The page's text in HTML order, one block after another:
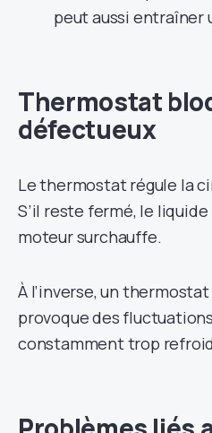
peut aussi entraîner
Thermostat
défectueux
Le thermostat régule la
S’il reste fermé, le
moteur surchauffe.
À l’inverse, un
provoque des
constamment trop